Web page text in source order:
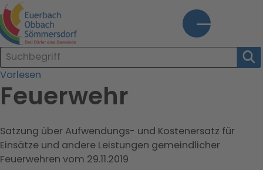
gemeinde@euerbach.de
Kontrast
HomeBürgerserviceKultur
und
Freizeit
WirtschaftInnenentwicklung
Suchleiste
Vorlesen
Feuerwehr
Satzung über Aufwendungs- und Kostenersatz für
Einsätze und andere Leistungen gemeindlicher
Feuerwehren vom 29.11.2019